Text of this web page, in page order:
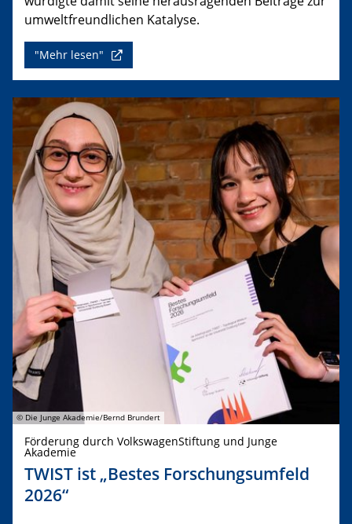
umweltfreundlichen Katalyse.
"Mehr lesen"
© Die Junge Akademie/Bernd Brundert
Förderung durch VolkswagenStiftung und Junge
Akademie
TWIST ist „Bestes Forschungsumfeld
2026“